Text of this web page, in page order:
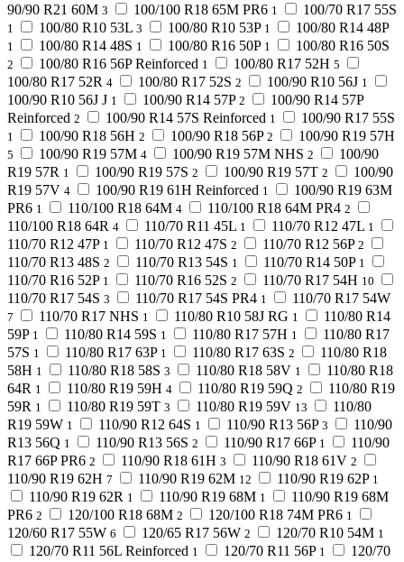
90/90 R21 60M 3 100/100 R18 65M PR6 1 100/70 R17 55S
1 100/80 R10 53L 3 100/80 R10 53P 1 100/80 R14 48P
1 100/80 R14 48S 1 100/80 R16 50P 1 100/80 R16 50S
2 100/80 R16 56P Reinforced 1 100/80 R17 52H 5
100/80 R17 52R 4 100/80 R17 52S 2 100/90 R10 56J 1
100/90 R10 56J J 1 100/90 R14 57P 2
100/90 R14 57P
Reinforced 2 100/90 R14 57S Reinforced 1 100/90 R17 55S
1 100/90 R18 56H 2 100/90 R18 56P 2 100/90 R19 57H
5 100/90 R19 57M 4 100/90 R19 57M NHS 2
100/90
R19 57R 1 100/90 R19 57S 2 100/90 R19 57T 2
100/90
R19 57V 4 100/90 R19 61H Reinforced 1
100/90 R19 63M
PR6 1 110/100 R18 64M 4 110/100 R18 64M PR4 2
110/100 R18 64R 4 110/70 R11 45L 1 110/70 R12 47L 1
110/70 R12 47P 1 110/70 R12 47S 2 110/70 R12 56P 2
110/70 R13 48S 2 110/70 R13 54S 1 110/70 R14 50P 1
110/70 R16 52P 1 110/70 R16 52S 2 110/70 R17 54H 10
110/70 R17 54S 3 110/70 R17 54S PR4 1 110/70 R17 54W
7 110/70 R17 NHS 1 110/80 R10 58J RG 1
110/80 R14
59P 1 110/80 R14 59S 1 110/80 R17 57H 1
110/80 R17
57S 1 110/80 R17 63P 1 110/80 R17 63S 2
110/80 R18
58H 1 110/80 R18 58S 3 110/80 R18 58V 1
110/80 R18
64R 1 110/80 R19 59H 4 110/80 R19 59Q 2
110/80 R19
59R 1 110/80 R19 59T 3 110/80 R19 59V 13
110/80
R19 59W 1 110/90 R12 64S 1 110/90 R13 56P 3
110/90
R13 56Q 1 110/90 R13 56S 2 110/90 R17 66P 1
110/90
R17 66P PR6 2 110/90 R18 61H 3 110/90 R18 61V 2
110/90 R19 62H 7 110/90 R19 62M 12 110/90 R19 62P 1
110/90 R19 62R 1 110/90 R19 68M 1
110/90 R19 68M
PR6 2 120/100 R18 68M 2 120/100 R18 74M PR6 1
120/60 R17 55W 6 120/65 R17 56W 2 120/70 R10 54M 1
120/70 R11 56L Reinforced 1 120/70 R11 56P 1
120/70